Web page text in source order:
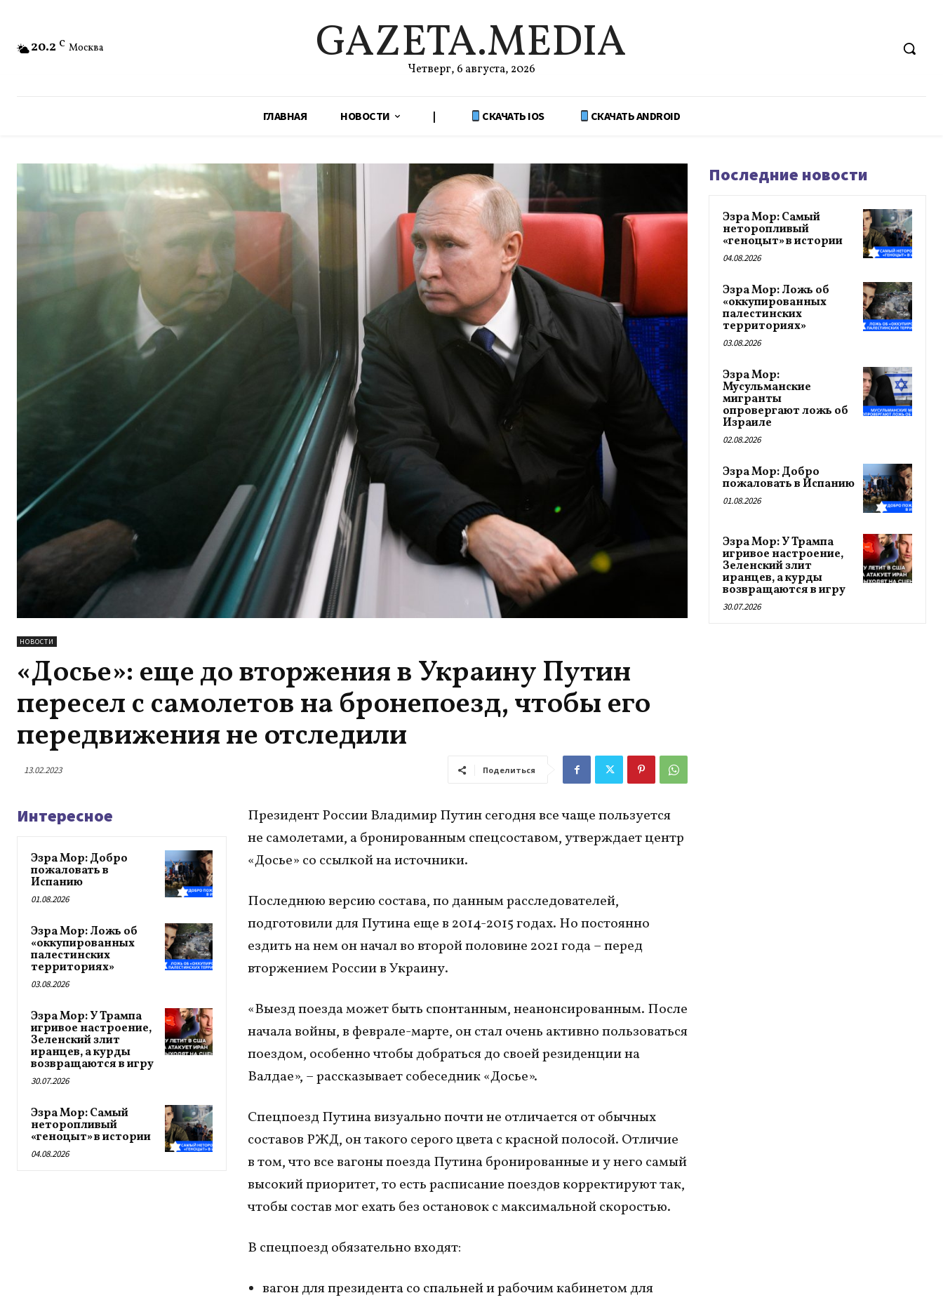
20.2 C Москва GAZETA.MEDIA
Четверг, 6 августа, 2026
ГЛАВНАЯ НОВОСТИ | СКАЧАТЬ IOS СКАЧАТЬ ANDROID
НОВОСТИ
«Досье»: еще до вторжения в Украину Путин
пересел с самолетов на бронепоезд, чтобы его
передвижения не отследили
13.02.2023 Поделиться
Интересное
Эзра Мор: Добро
пожаловать в
Испанию
01.08.2026
Эзра Мор: Ложь об
«оккупированных
палестинских
территориях»
03.08.2026
Эзра Мор: У Трампа
игривое настроение,
Зеленский злит
иранцев, а курды
возвращаются в игру
30.07.2026
Эзра Мор: Самый
неторопливый
«геноцыт» в истории
04.08.2026
Президент России Владимир Путин сегодня все чаще пользуется
не самолетами, а бронированным спецсоставом, утверждает центр
«Досье» со ссылкой на источники.
Последнюю версию состава, по данным расследователей,
подготовили для Путина еще в 2014-2015 годах. Но постоянно
ездить на нем он начал во второй половине 2021 года – перед
вторжением России в Украину.
«Выезд поезда может быть спонтанным, неанонсированным. После
начала войны, в феврале-марте, он стал очень активно пользоваться
поездом, особенно чтобы добраться до своей резиденции на
Валдае», – рассказывает собеседник «Досье».
Спецпоезд Путина визуально почти не отличается от обычных
составов РЖД, он такого серого цвета с красной полосой. Отличие
в том, что все вагоны поезда Путина бронированные и у него самый
высокий приоритет, то есть расписание поездов корректируют так,
чтобы состав мог ехать без остановок с максимальной скоростью.
В спецпоезд обязательно входят:
вагон для президента со спальней и рабочим кабинетом для
Последние новости
Эзра Мор: Самый
неторопливый
«геноцыт» в истории
04.08.2026
Эзра Мор: Ложь об
«оккупированных
палестинских
территориях»
03.08.2026
Эзра Мор:
Мусульманские
мигранты
опровергают ложь об
Израиле
02.08.2026
Эзра Мор: Добро
пожаловать в Испанию
01.08.2026
Эзра Мор: У Трампа
игривое настроение,
Зеленский злит
иранцев, а курды
возвращаются в игру
30.07.2026